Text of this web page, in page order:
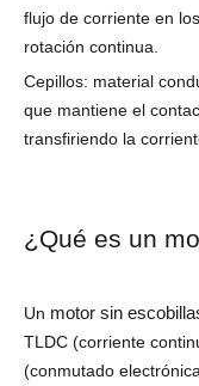
flujo de corriente en
rotación continua.
Cepillos: material
que mantiene el
transfiriendo la
¿Qué es un
Un motor sin
TLDC (corriente
(conmutado